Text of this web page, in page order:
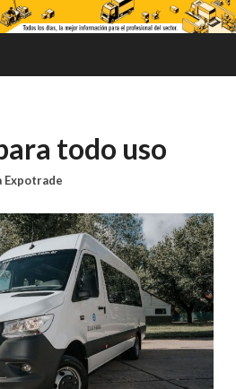
todo uso
Expotrade